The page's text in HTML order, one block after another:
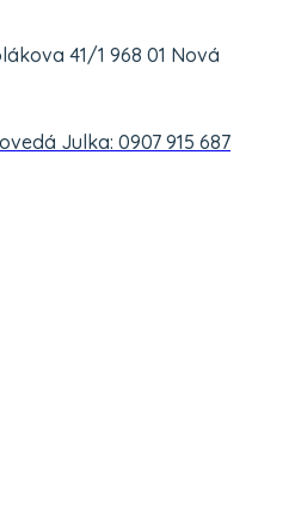
41/1 968 01 Nová
Julka: 0907 915 687